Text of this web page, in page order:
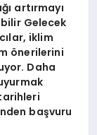
ığı artırmayı
Gelecek
iklim
önerilerini
Daha
başvuru